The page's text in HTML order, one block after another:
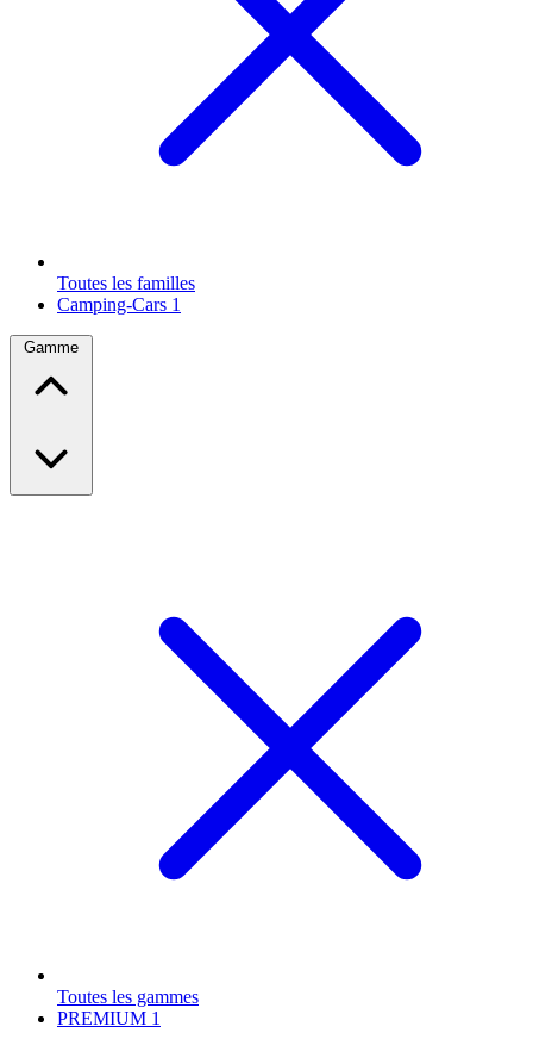
Toutes les familles
Camping-Cars 1
Gamme
Toutes les gammes
PREMIUM 1